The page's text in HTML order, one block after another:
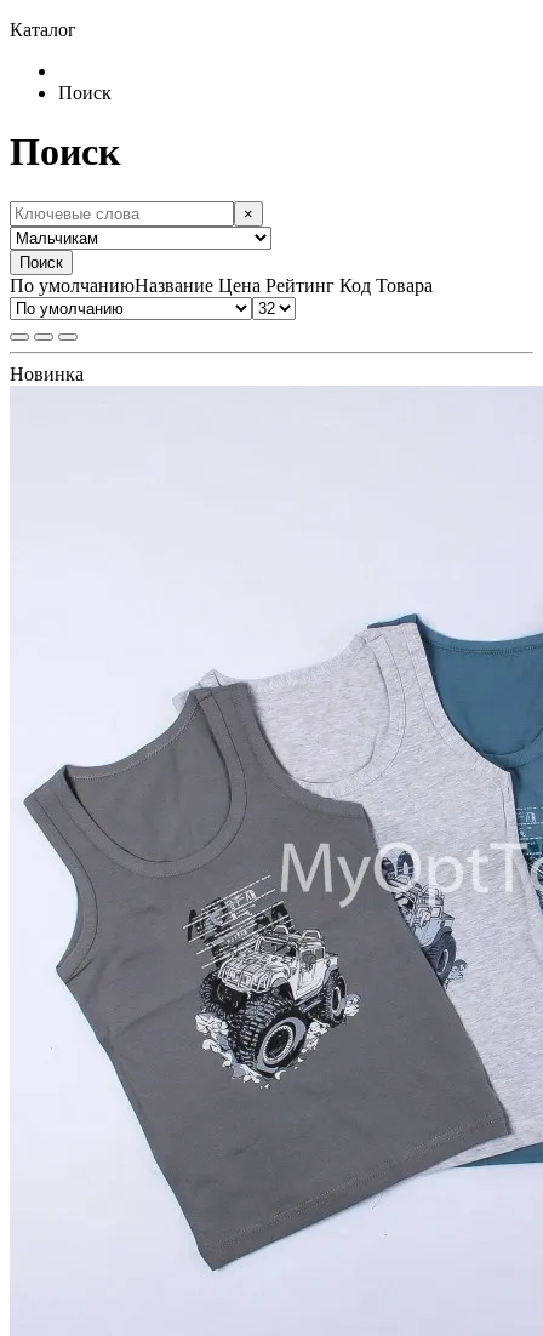
Каталог
Поиск
Поиск
×
Поиск
По умолчаниюНазвание Цена Рейтинг Код Товара
Новинка